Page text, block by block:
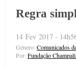
Regra
14 Fev 2017 -
Género: Comunicados
Por: Fundação